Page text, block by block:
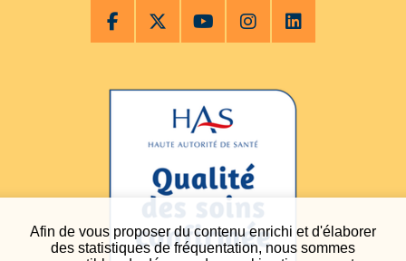
Afin de vous proposer du contenu enrichi et d'élaborer
des statistiques de fréquentation, nous sommes